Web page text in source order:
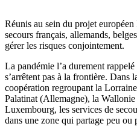
Réunis au sein du projet
secours français, allemands,
gérer les risques conjointement.
La pandémie l’a durement
s’arrêtent pas à la frontière. Dans
coopération regroupant la
Palatinat (Allemagne), la
Luxembourg, les services de
dans une zone qui partage peu ou